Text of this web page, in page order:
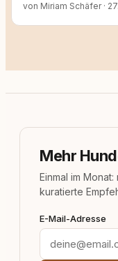
von Miriam Schäfer ·
Mehr
Einmal im
kuratierte
E-Mail-Adresse